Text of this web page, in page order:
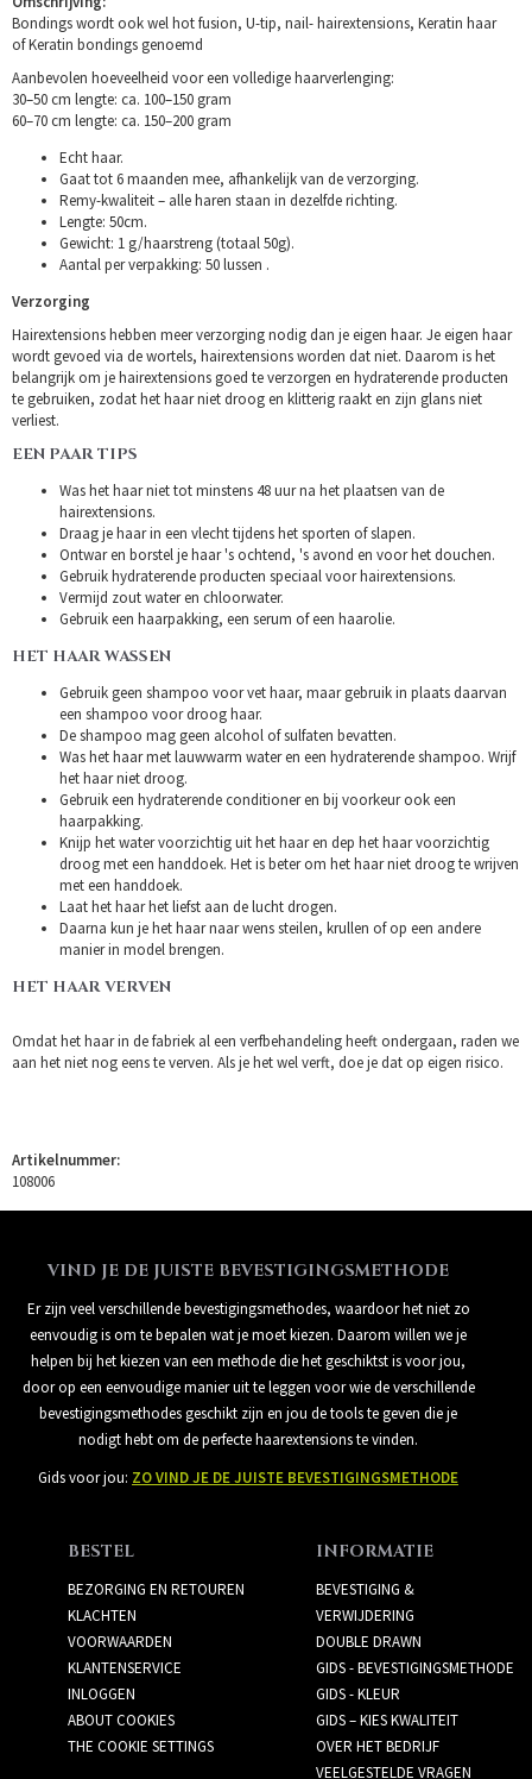
Bondings wordt ook wel hot fusion, U-tip, nail- hairextensions, Keratin haar
of Keratin bondings genoemd
Aanbevolen hoeveelheid voor een volledige haarverlenging:
30–50 cm lengte: ca. 100–150 gram
60–70 cm lengte: ca. 150–200 gram
Echt haar.
Gaat tot 6 maanden mee, afhankelijk van de verzorging.
Remy-kwaliteit – alle haren staan in dezelfde richting.
Lengte: 50cm.
Gewicht: 1 g/haarstreng (totaal 50g).
Aantal per verpakking: 50 lussen .
Verzorging
Hairextensions hebben meer verzorging nodig dan je eigen haar. Je eigen haar
wordt gevoed via de wortels, hairextensions worden dat niet. Daarom is het
belangrijk om je hairextensions goed te verzorgen en hydraterende producten
te gebruiken, zodat het haar niet droog en klitterig raakt en zijn glans niet
verliest.
EEN PAAR TIPS
Was het haar niet tot minstens 48 uur na het plaatsen van de
hairextensions.
Draag je haar in een vlecht tijdens het sporten of slapen.
Ontwar en borstel je haar 's ochtend, 's avond en voor het douchen.
Gebruik hydraterende producten speciaal voor hairextensions.
Vermijd zout water en chloorwater.
Gebruik een haarpakking, een serum of een haarolie.
HET HAAR WASSEN
Gebruik geen shampoo voor vet haar, maar gebruik in plaats daarvan
een shampoo voor droog haar.
De shampoo mag geen alcohol of sulfaten bevatten.
Was het haar met lauwwarm water en een hydraterende shampoo. Wrijf
het haar niet droog.
Gebruik een hydraterende conditioner en bij voorkeur ook een
haarpakking.
Knijp het water voorzichtig uit het haar en dep het haar voorzichtig
droog met een handdoek. Het is beter om het haar niet droog te wrijven
met een handdoek.
Laat het haar het liefst aan de lucht drogen.
Daarna kun je het haar naar wens steilen, krullen of op een andere
manier in model brengen.
HET HAAR VERVEN
Omdat het haar in de fabriek al een verfbehandeling heeft ondergaan, raden we
aan het niet nog eens te verven. Als je het wel verft, doe je dat op eigen risico.
Artikelnummer:
108006
VIND JE DE JUISTE BEVESTIGINGSMETHODE
Er zijn veel verschillende bevestigingsmethodes, waardoor het niet zo
eenvoudig is om te bepalen wat je moet kiezen. Daarom willen we je
helpen bij het kiezen van een methode die het geschiktst is voor jou,
door op een eenvoudige manier uit te leggen voor wie de verschillende
bevestigingsmethodes geschikt zijn en jou de tools te geven die je
nodigt hebt om de perfecte haarextensions te vinden.
Gids voor jou: ZO VIND JE DE JUISTE BEVESTIGINGSMETHODE
BESTEL
BEZORGING EN RETOUREN
KLACHTEN
VOORWAARDEN
KLANTENSERVICE
INLOGGEN
ABOUT COOKIES
THE COOKIE SETTINGS
INFORMATIE
BEVESTIGING &
VERWIJDERING
DOUBLE DRAWN
GIDS - BEVESTIGINGSMETHODE
GIDS - KLEUR
GIDS – KIES KWALITEIT
OVER HET BEDRIJF
VEELGESTELDE VRAGEN